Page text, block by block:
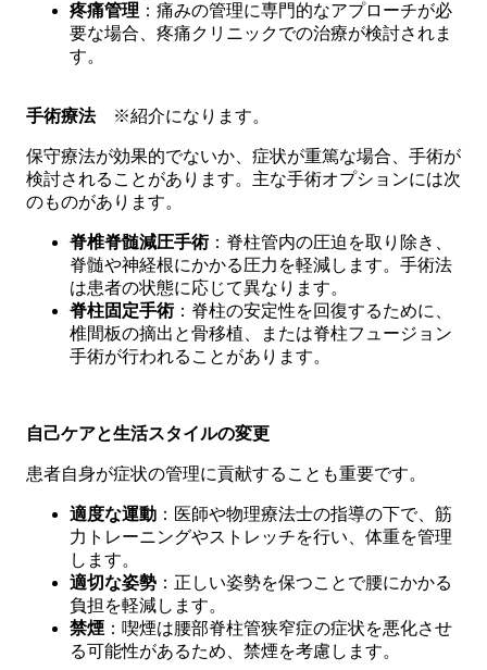
疼痛管理 ：痛みの管理に専門的なアプローチが必
要な場合、疼痛クリニックでの治療が検討されま
す。
手術療法※紹介になります。
保守療法が効果的でないか、症状が重篤な場合、手術が
検討されることがあります。主な手術オプションには次
のものがあります。
脊椎脊髄減圧手術：脊柱管内の圧迫を取り除き、
脊髄や神経根にかかる圧力を軽減します。手術法
は患者の状態に応じて異なります。
脊柱固定手術：脊柱の安定性を回復するために、
椎間板の摘出と骨移植、または脊柱フュージョン
手術が行われることがあります。
自己ケアと生活スタイルの変更
患者自身が症状の管理に貢献することも重要です。
適度な運動 ：医師や物理療法士の指導の下で、筋
力トレーニングやストレッチを行い、体重を管理
します。
適切な姿勢 ：正しい姿勢を保つことで腰にかかる
負担を軽減します。
禁煙 ：喫煙は腰部脊柱管狭窄症の症状を悪化させ
る可能性があるため、禁煙を考慮します。